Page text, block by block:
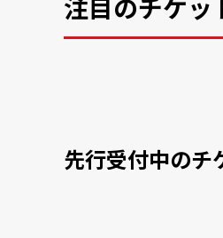
注目のチケッ
先行受付中のチ